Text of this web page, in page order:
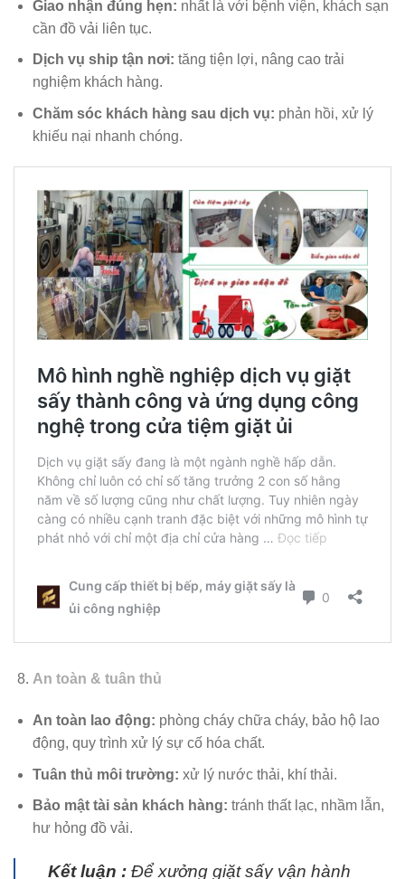
Giao nhận đúng hẹn: nhất là với bệnh viện, khách sạn
cần đồ vải liên tục.
Dịch vụ ship tận nơi: tăng tiện lợi, nâng cao trải
nghiệm khách hàng.
Chăm sóc khách hàng sau dịch vụ: phản hồi, xử lý
khiếu nại nhanh chóng.
An toàn & tuân thủ
An toàn lao động: phòng cháy chữa cháy, bảo hộ lao
động, quy trình xử lý sự cố hóa chất.
Tuân thủ môi trường: xử lý nước thải, khí thải.
Bảo mật tài sản khách hàng: tránh thất lạc, nhầm lẫn,
hư hỏng đồ vải.
Kết luận : Để xưởng giặt sấy vận hành